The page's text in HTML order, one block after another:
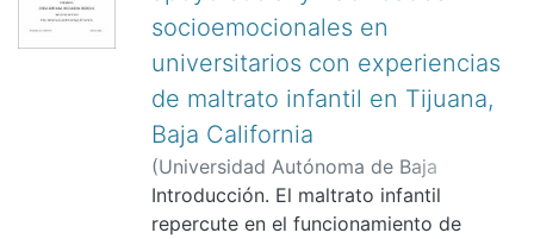
socioemocionales en
universitarios con experiencias
de maltrato infantil en Tijuana,
Baja California
(Universidad Autónoma de Baja
California.,)Oceguera Heredia, Dora
Adriana;González García, Diana
Introducción. El maltrato infantil
repercute en el funcionamiento de